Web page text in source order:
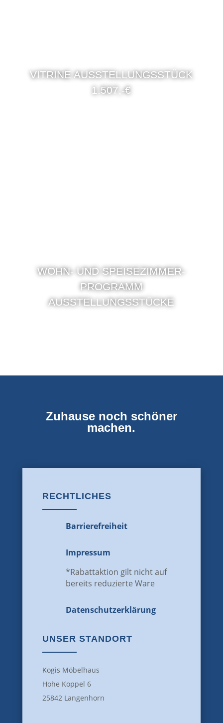
VITRINE AUSSTELLUNGSSTÜCK
1.507,-€
WOHN- UND SPEISEZIMMER-
PROGRAMM
AUSSTELLUNGSSTÜCKE
Zuhause noch schöner
machen.
RECHTLICHES
Barrierefreiheit
Impressum
*Rabattaktion gilt nicht auf
bereits reduzierte Ware
Datenschutz­erklärung
UNSER STANDORT
Kogis Möbelhaus
Hohe Koppel 6
25842 Langenhorn